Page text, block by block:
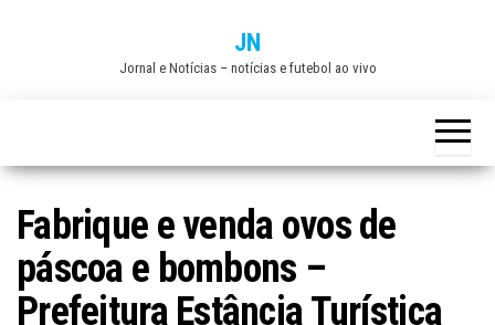
JN
Jornal e Notícias – notícias e futebol ao vivo
Fabrique e venda ovos de
páscoa e bombons –
Prefeitura Estância Turística